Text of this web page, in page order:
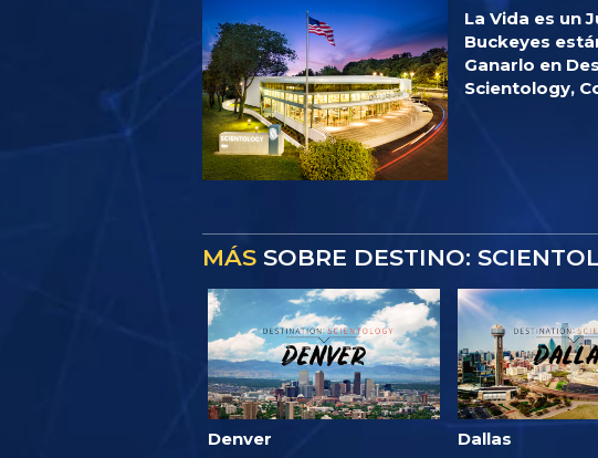
La Vida es un
Buckeyes
Ganarlo en
Scientology,
MÁS SOBRE DESTINO:
Denver Dallas